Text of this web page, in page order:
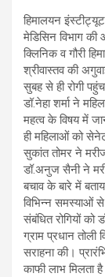
हिमालयन
मेडिसिन विभाग की
क्लिनिक व गौरी
श्रीवास्तव की
सुबह से ही रोगी
डॉ.नेहा शर्मा ने
महत्व के विषय में
ही महिलाओं को
सुकांत तोमर ने
डॉ.अनुज सैनी ने
बचाव के बारे में
विभिन्न समस्याओं से
संबंधित रोगियों को
ग्राम प्रधान
सराहना की।
काफी लाभ